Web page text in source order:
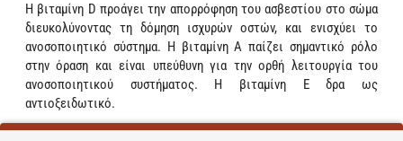
Η βιταμίνη D προάγει την απορρόφηση του ασβεστίου στο σώμα
διευκολύνοντας τη δόμηση ισχυρών οστών, και ενισχύει το
ανοσοποιητικό σύστημα. Η βιταμίνη Α παίζει σημαντικό ρόλο
στην όραση και είναι υπεύθυνη για την ορθή λειτουργία του
ανοσοποιητικού συστήματος. Η βιταμίνη Ε δρα ως
αντιοξειδωτικό.